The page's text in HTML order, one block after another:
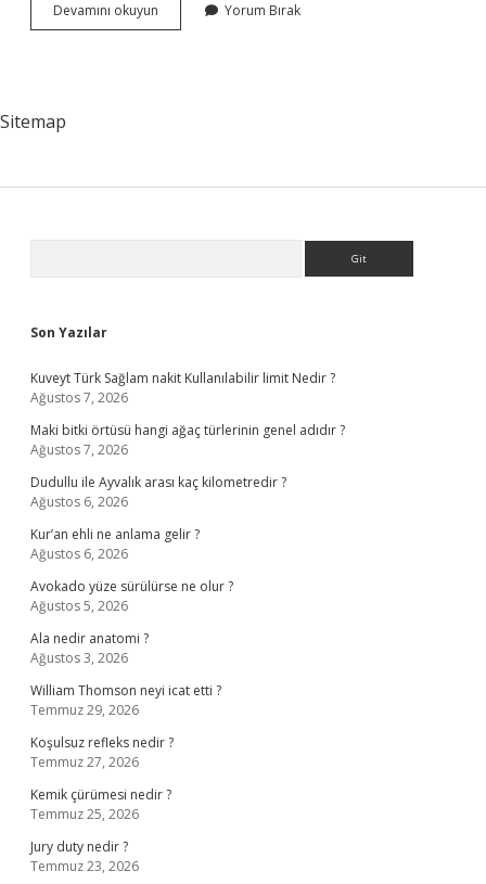
Devamını okuyun
Ağrısına
Yorum Bırak
Sitemap
Son Yazılar
Kuveyt Türk Sağlam nakit Kullanılabilir limit Nedir ?
Ağustos 7, 2026
Maki bitki örtüsü hangi ağaç türlerinin genel adıdır ?
Ağustos 7, 2026
Dudullu ile Ayvalık arası kaç kilometredir ?
Ağustos 6, 2026
Kur’an ehli ne anlama gelir ?
Ağustos 6, 2026
Avokado yüze sürülürse ne olur ?
Ağustos 5, 2026
Ala nedir anatomi ?
Ağustos 3, 2026
William Thomson neyi icat etti ?
Temmuz 29, 2026
Koşulsuz refleks nedir ?
Temmuz 27, 2026
Kemik çürümesi nedir ?
Temmuz 25, 2026
Jury duty nedir ?
Temmuz 23, 2026